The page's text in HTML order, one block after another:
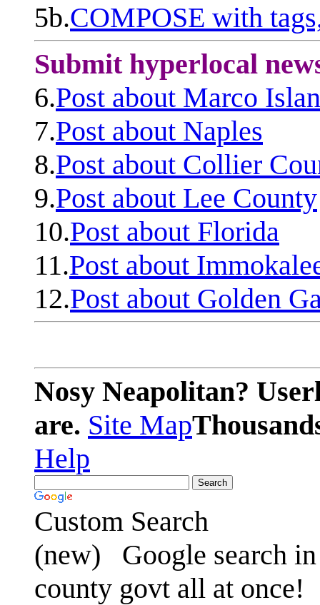
5b.COMPOSE with
Submit hyperlocal
6.Post about Marco
7.Post about Naples
8.Post about Collier
9.Post about Lee County
10.Post about Florida
11.Post about
12.Post about Golden
Nosy Neapolitan?
are. Site Map
Help
Custom Search
(new)
Google search
county govt all at once!